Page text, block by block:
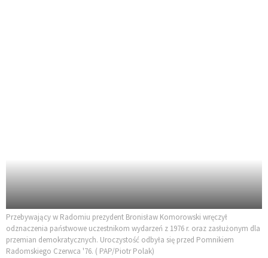
Przebywający w Radomiu prezydent Bronisław Komorowski wręczył
odznaczenia państwowe uczestnikom wydarzeń z 1976 r. oraz zasłużonym dla
przemian demokratycznych. Uroczystość odbyła się przed Pomnikiem
Radomskiego Czerwca '76. ( PAP/Piotr Polak)